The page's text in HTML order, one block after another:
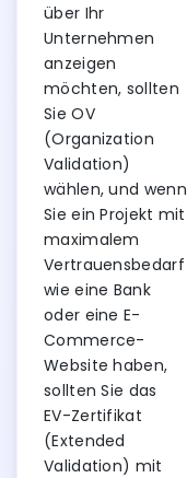
über Ihr
Unternehmen
anzeigen
möchten, sollten
Sie OV
(Organization
Validation)
wählen, und wenn
Sie ein Projekt mit
maximalem
Vertrauensbedarf
wie eine Bank
oder eine E-
Commerce-
Website haben,
sollten Sie das
EV-Zertifikat
(Extended
Validation) mit